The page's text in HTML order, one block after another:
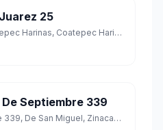
25
Av. Benito Juarez 25, Coatepec Harinas, Coatepec Harinas, México
Septiembre 339
Avenida 16 De Septiembre 339, De San Miguel, Zinacantepec, México